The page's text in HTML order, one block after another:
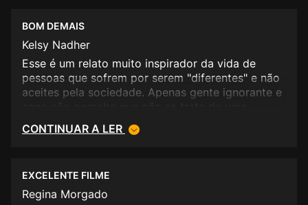
BOM DEMAIS
Kelsy Nadher
Esse é um relato muito inspirador da vida de
pessoas que sofrem por serem "diferentes" e não
aceites pela sociedade. Apenas gente ignorante e
imitação, mas sim uma inovação.
CONTINUAR A LER
EXCELENTE FILME
Regina Morgado